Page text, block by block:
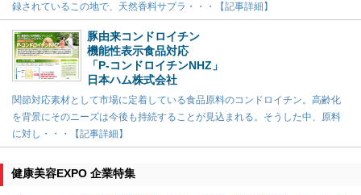
録されているこの地で、天然香料サプラ・・・【記事詳細】
豚由来コンドロイチン
機能性表示食品対応
「P-コンドロイチンNHZ」
日本ハム株式会社
関節対応素材として市場に定着している食品原料のコンドロイチン。高齢化
を背景にそのニーズは今後も持続することが見込まれる。そうした中、原料
に対し・・・【記事詳細】
健康美容EXPO 企業特集